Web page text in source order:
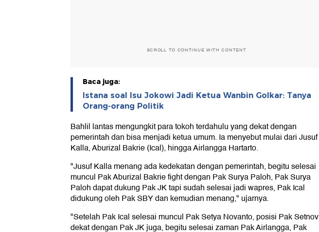
SCROLL TO CONTINUE WITH CONTENT
Baca juga:
Istana soal Isu Jokowi Jadi Ketua Wanbin Golkar: Tanya
Orang-orang Politik
Bahlil lantas mengungkit para tokoh terdahulu yang dekat dengan
pemerintah dan bisa menjadi ketua umum. Ia menyebut mulai dari Jusuf
Kalla, Aburizal Bakrie (Ical), hingga Airlangga Hartarto.
"Jusuf Kalla menang ada kedekatan dengan pemerintah, begitu selesai
muncul Pak Aburizal Bakrie fight dengan Pak Surya Paloh, Pak Surya
Paloh dapat dukung Pak JK tapi sudah selesai jadi wapres, Pak Ical
didukung oleh Pak SBY dan kemudian menang," ujarnya.
"Setelah Pak Ical selesai muncul Pak Setya Novanto, posisi Pak Setnov
dekat dengan Pak JK juga, begitu selesai zaman Pak Airlangga, Pak